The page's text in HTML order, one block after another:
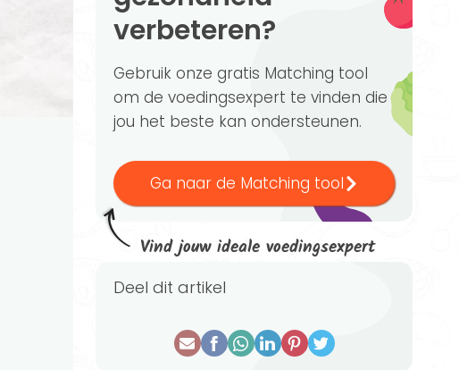
verbeteren?
Gebruik onze gratis Matching tool
om de voedingsexpert te vinden die
jou het beste kan ondersteunen.
Ga naar de Matching tool
Vind jouw ideale voedingsexpert
Deel dit artikel